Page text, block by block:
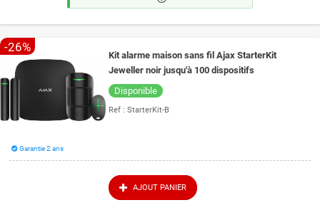
-26%
Kit alarme maison sans fil Ajax StarterKit
Jeweller noir jusqu'à 100 dispositifs
Disponible
Ref : StarterKit-B
Garantie 2 ans
AJOUT PANIER